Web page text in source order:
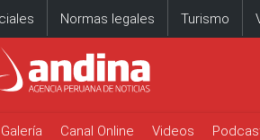
Normas legales Turismo
Galería Canal Online Videos